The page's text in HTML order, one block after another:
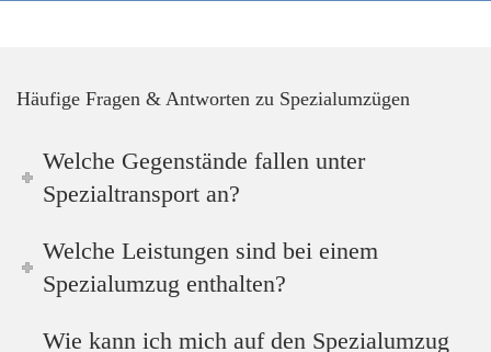
Häufige Fragen & Antworten zu Spezialumzügen
Welche Gegenstände fallen unter
Spezialtransport an?
Welche Leistungen sind bei einem
Spezialumzug enthalten?
Wie kann ich mich auf den Spezialumzug